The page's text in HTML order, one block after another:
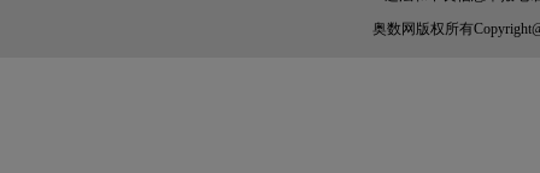
奥数网 版权所有